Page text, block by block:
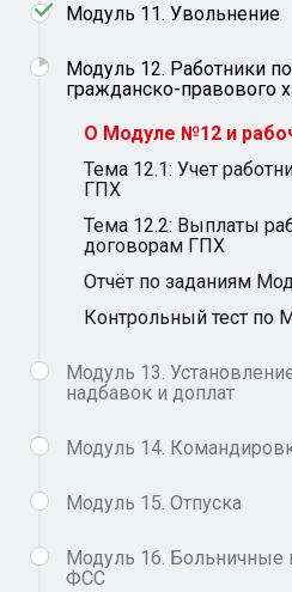
Модуль 11. Увольнение
Модуль 12. Работники
гражданско-правового
О Модуле №12 и
Тема 12.1: Учет
ГПХ
Тема 12.2: Выплаты
договорам ГПХ
Отчёт по заданиям
Контрольный тест
Модуль 13.
надбавок и доплат
Модуль 14.
Модуль 15. Отпуска
Модуль 16. Больничные
ФСС